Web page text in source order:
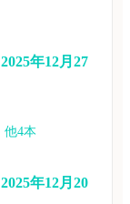
年12月27
他4本
年12月20